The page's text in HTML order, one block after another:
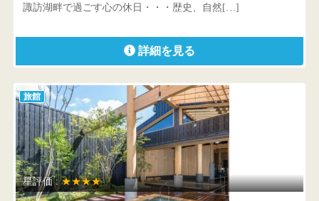
諏訪湖畔で過ごす心の休日・・・歴史、自然[…]
詳細を見る
旅館
星評価 :★★★★